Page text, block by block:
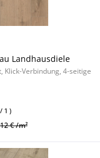
Landhausdiele
Verbindung, 4-seitige
1 )
€ /m²